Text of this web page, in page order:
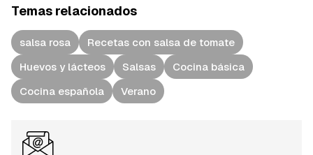
Temas relacionados
salsa rosa
Recetas con salsa de tomate
Huevos y lácteos
Salsas
Cocina básica
Cocina española
Verano